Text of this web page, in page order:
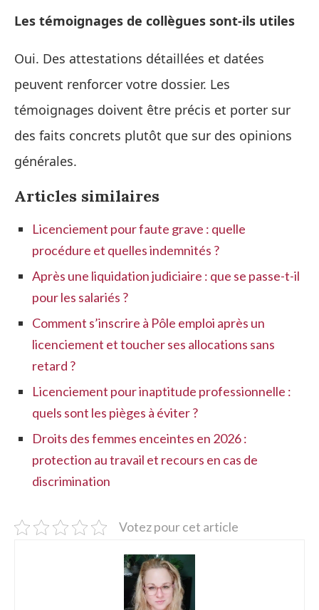
Les témoignages de collègues sont‑ils utiles
Oui. Des attestations détaillées et datées
peuvent renforcer votre dossier. Les
témoignages doivent être précis et porter sur
des faits concrets plutôt que sur des opinions
générales.
Articles similaires
Licenciement pour faute grave : quelle
procédure et quelles indemnités ?
Après une liquidation judiciaire : que se passe-t-il
pour les salariés ?
Comment s’inscrire à Pôle emploi après un
licenciement et toucher ses allocations sans
retard ?
Licenciement pour inaptitude professionnelle :
quels sont les pièges à éviter ?
Droits des femmes enceintes en 2026 :
protection au travail et recours en cas de
discrimination
Votez pour cet article